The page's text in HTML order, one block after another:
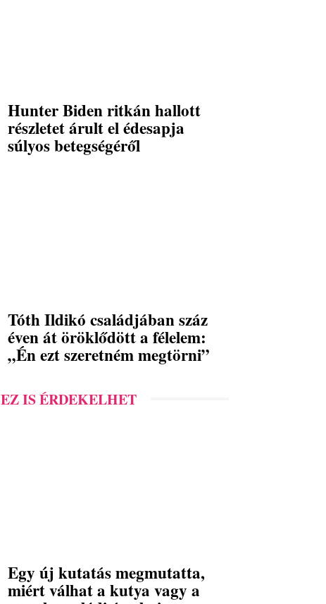
Hunter Biden ritkán hallott
részletet árult el édesapja
súlyos betegségéről
Tóth Ildikó családjában száz
éven át öröklődött a félelem:
„Én ezt szeretném megtörni”
EZ IS ÉRDEKELHET
Egy új kutatás megmutatta,
miért válhat a kutya vagy a